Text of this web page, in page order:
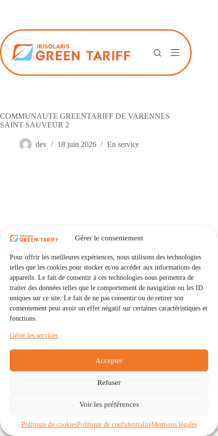
Gérer le consentement
Pour offrir les meilleures expériences, nous utilisons des technologies
telles que les cookies pour stocker et/ou accéder aux informations des
appareils. Le fait de consentir à ces technologies nous permettra de
traiter des données telles que le comportement de navigation ou les ID
uniques sur ce site. Le fait de ne pas consentir ou de retirer son
consentement peut avoir un effet négatif sur certaines caractéristiques et
fonctions.
Gérer les services
Accepter
Refuser
Voir les préférences
Politique de cookiesPolitique de confidentialitéMentions légales
COMMUNAUTE GREENTARIFF DE VARENNES
SAINT SAUVEUR 2
dev 18 juin 2026 En service
Communautés
À propos
Politique de cookies (UE)